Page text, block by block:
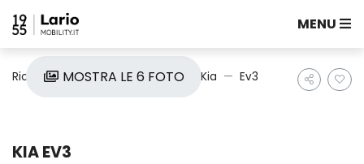
MENU
Ricerca auto Nuove e Km0 Kia Ev3
MOSTRA LE 6 FOTO
KIA EV3